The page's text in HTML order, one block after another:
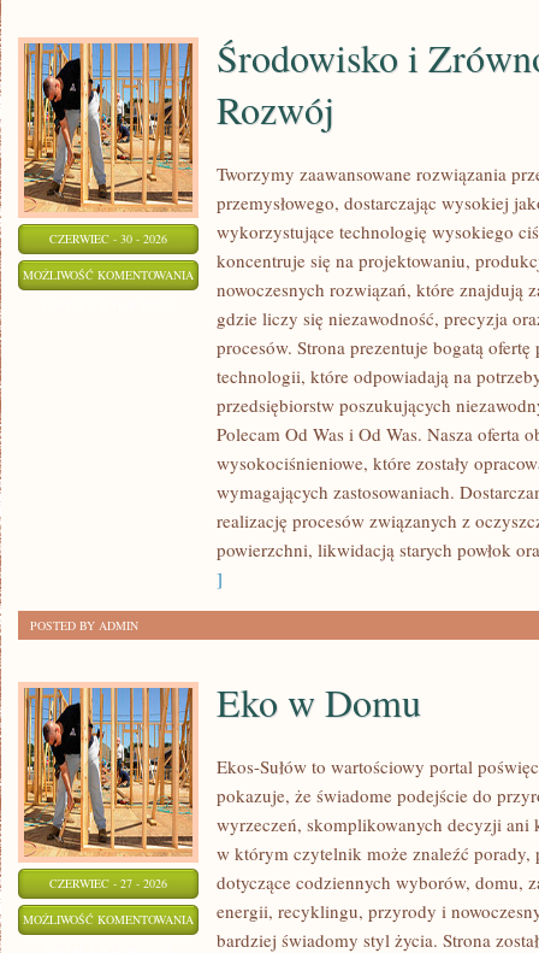
CZERWIEC - 30 - 2026
MOŻLIWOŚĆ KOMENTOWANIA
ZRÓWNOWAŻONY
Środowisko i
Rozwój
Tworzymy zaawansowane rozwiązania
przemysłowego, dostarczając wysokiej
wykorzystujące technologię wysokiego
koncentruje się na projektowaniu,
nowoczesnych rozwiązań, które znajdują
gdzie liczy się niezawodność, precyzja
procesów. Strona prezentuje bogatą ofertę
technologii, które odpowiadają na
przedsiębiorstw poszukujących
Polecam Od Was i Od Was. Nasza oferta
wysokociśnieniowe, które zostały
wymagających zastosowaniach.
realizację procesów związanych z
powierzchni, likwidacją starych powłok
]
POSTED BY ADMIN
CZERWIEC - 27 - 2026
MOŻLIWOŚĆ KOMENTOWANIA
Eko w Domu
Ekos-Sułów to wartościowy portal
pokazuje, że świadome podejście do
wyrzeczeń, skomplikowanych decyzji ani
w którym czytelnik może znaleźć porady,
dotyczące codziennych wyborów, domu,
energii, recyklingu, przyrody i
bardziej świadomy styl życia. Strona